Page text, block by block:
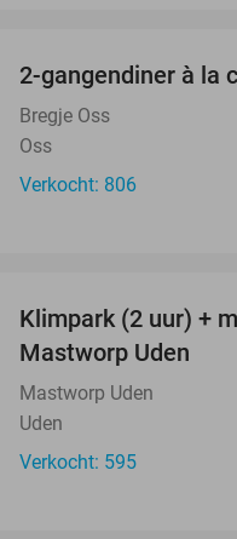
2-gangendiner à la
Bregje Oss
Oss
Verkocht: 806
Klimpark (2 uur) +
Mastworp Uden
Mastworp Uden
Uden
Verkocht: 595